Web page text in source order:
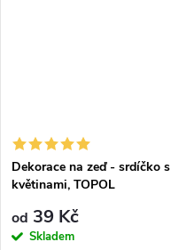
Dekorace na zeď - srdíčko s
květinami, TOPOL
od 39 Kč
Skladem